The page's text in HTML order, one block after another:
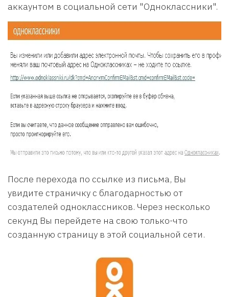
аккаунтом в социальной сети "Одноклассники".
После перехода по ссылке из письма, Вы
увидите страничку с благодарностью от
создателей одноклассников. Через несколько
секунд Вы перейдете на свою только-что
созданную страницу в этой социальной сети.